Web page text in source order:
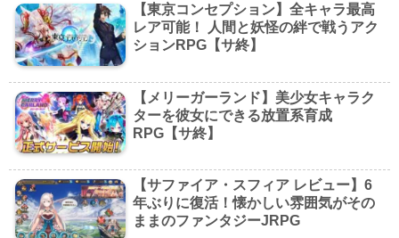
【東京コンセプション】全キャラ最高
レア可能！ 人間と妖怪の絆で戦うアク
ションRPG【サ終】
【メリーガーランド】美少女キャラク
ターを彼女にできる放置系育成
RPG【サ終】
【サファイア・スフィア レビュー】6
年ぶりに復活！懐かしい雰囲気がその
ままのファンタジーJRPG